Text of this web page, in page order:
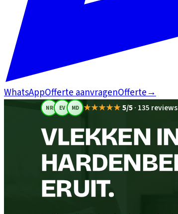
WhatsAppOfferte aanvragenOfferte→
NR EV MD ★★★★★5/5· 135
VLEKKEN
ERUIT.